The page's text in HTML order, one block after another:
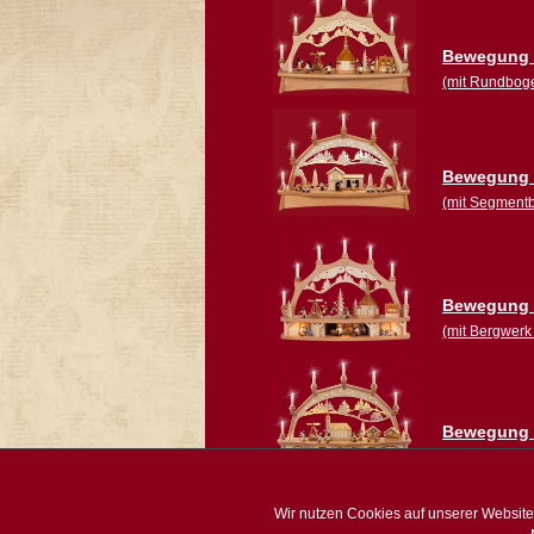
Wir nutzen Cookies auf unserer
Bewegung
(mit
Bewegung
(mit
Bewegung
(mit
Bewegung